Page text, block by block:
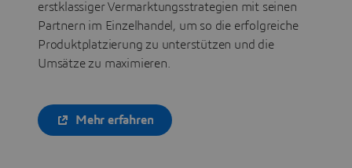
erstklassiger Vermarktungsstrategien mit seinen
Partnern im Einzelhandel, um so die erfolgreiche
Produktplatzierung zu unterstützen und die
Umsätze zu maximieren.
Mehr erfahren